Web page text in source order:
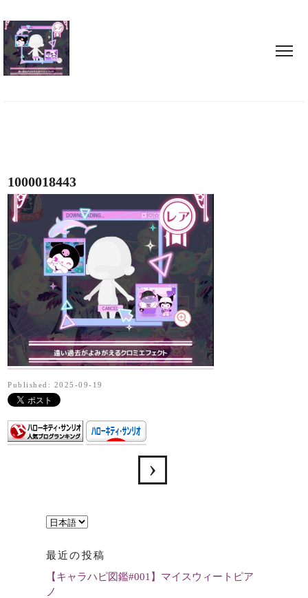
1000018443
Published: 2025-09-19
言
を
選
最近の投稿
【キャラハピ図鑑#001】マイスウィートピア
ノ